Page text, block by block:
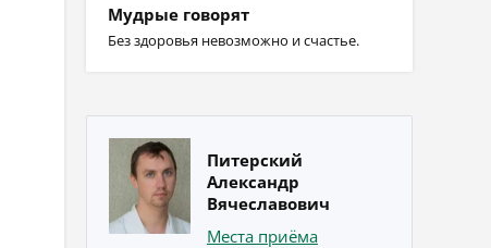
Мудрые говорят
Без здоровья невозможно и счастье.
Питерский
Александр
Вячеславович
Места приёма